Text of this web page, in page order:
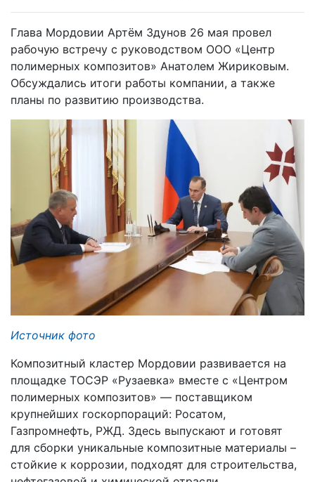
Глава Мордовии Артём Здунов 26 мая провел
рабочую встречу с руководством ООО «Центр
полимерных композитов» Анатолем Жириковым.
Обсуждались итоги работы компании, а также
планы по развитию производства.
Источник фото
Композитный кластер Мордовии развивается на
площадке ТОСЭР «Рузаевка» вместе с «Центром
полимерных композитов» — поставщиком
крупнейших госкорпораций: Росатом,
Газпромнефть, РЖД. Здесь выпускают и готовят
для сборки уникальные композитные материалы –
стойкие к коррозии, подходят для строительства,